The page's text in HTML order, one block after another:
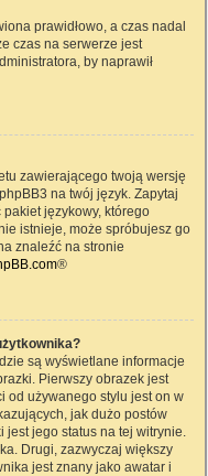
prawidłowo, a czas nadal
czas na serwerze jest
by naprawił
zawierającego twoją wersję
na twój język. Zapytaj
językowy, którego
istnieje, może spróbujesz go
znaleźć na stronie
®
są wyświetlane informacje
Pierwszy obrazek jest
od używanego stylu jest on w
jak dużo postów
jest jego status na tej witrynie.
Drugi, zazwyczaj większy
jest znany jako awatar i